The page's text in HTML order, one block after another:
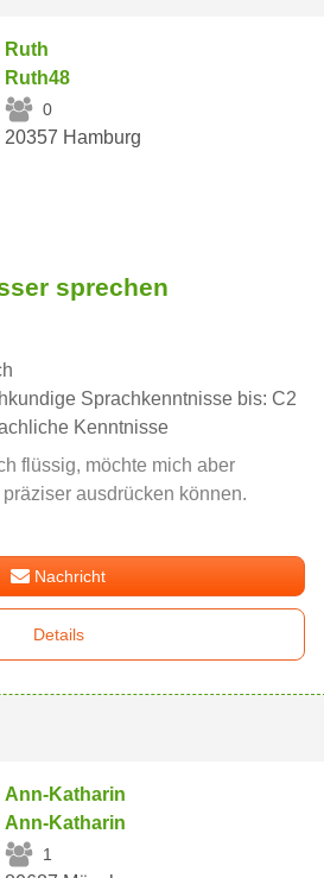
Ruth
Ruth48
0
20357 Hamburg
sprechen
Sprachkenntnisse bis: C2
Kenntnisse
flüssig, möchte mich aber
ausdrücken können.
Nachricht
Details
Ann-Katharin
Ann-Katharin
1